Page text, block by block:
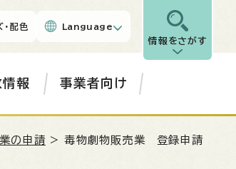
・配色 Language
情報をさがす
情報 事業者向け
の申請> 毒物劇物販売業 登録申請